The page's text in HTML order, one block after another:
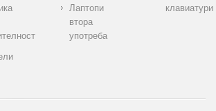
Лаптопи
втора
употреба
клавиатури